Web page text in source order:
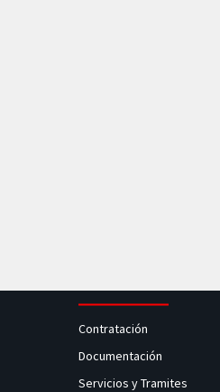
Contratación
Documentación
Servicios y Tramites